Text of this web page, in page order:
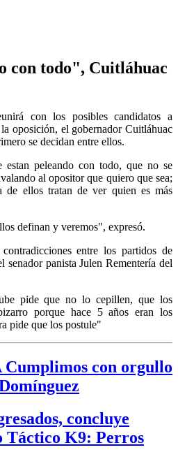
con todo", Cuitláhuac
con los posibles candidatos a
oposición, el gobernador Cuitláhuac
se decidan entre ellos.
estan peleando con todo, que no se
al opositor que quiero que sea;
de ellos tratan de ver quien es más
definan y veremos", expresó.
entre los partidos de
panista Julen Rementería del
pide que no lo cepillen, que los
porque hace 5 años eran los
pide que los postule"
con orgullo
concluye
Táctico K9: Perros